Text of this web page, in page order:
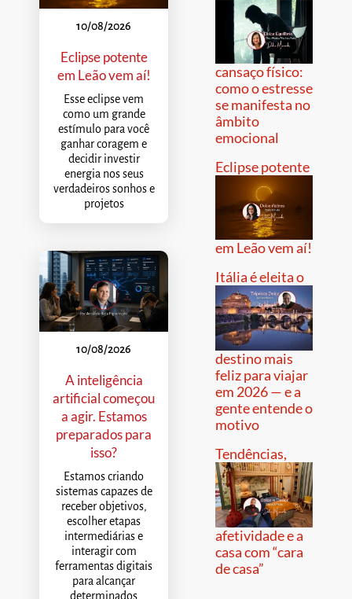
10/08/2026
Eclipse potente
em Leão vem aí!
Esse eclipse vem
como um grande
estímulo para você
ganhar coragem e
decidir investir
energia nos seus
verdadeiros sonhos e
projetos
10/08/2026
A inteligência
artificial começou
a agir. Estamos
preparados para
isso?
Estamos criando
sistemas capazes de
receber objetivos,
escolher etapas
intermediárias e
interagir com
ferramentas digitais
para alcançar
determinados
cansaço físico:
como o estresse
se manifesta no
âmbito
emocional
Eclipse potente
em Leão vem aí!
Itália é eleita o
destino mais
feliz para viajar
em 2026 — e a
gente entende o
motivo
Tendências,
afetividade e a
casa com “cara
de casa”